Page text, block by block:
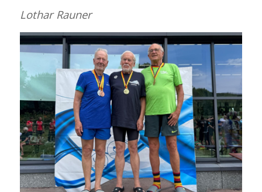
Lothar Rauner